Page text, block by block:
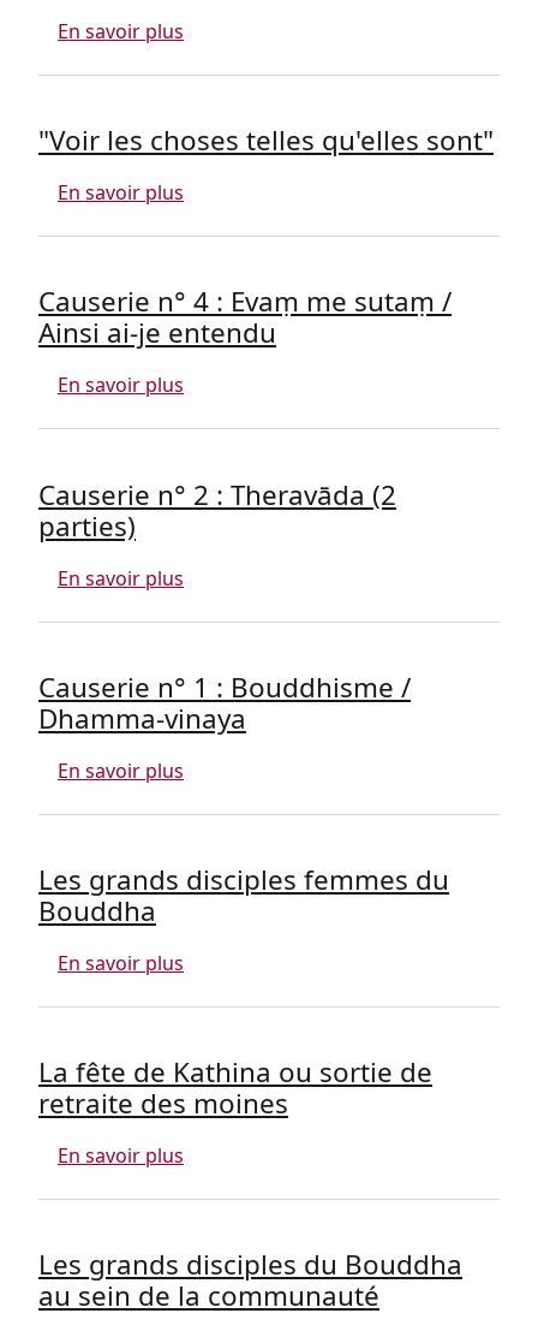
En savoir plus
"Voir les choses telles qu'elles sont"
En savoir plus
Causerie n° 4 : Evaṃ me sutaṃ /
Ainsi ai-je entendu
En savoir plus
Causerie n° 2 : Theravāda (2
parties)
En savoir plus
Causerie n° 1 : Bouddhisme /
Dhamma-vinaya
En savoir plus
Les grands disciples femmes du
Bouddha
En savoir plus
La fête de Kathina ou sortie de
retraite des moines
En savoir plus
Les grands disciples du Bouddha
au sein de la communauté